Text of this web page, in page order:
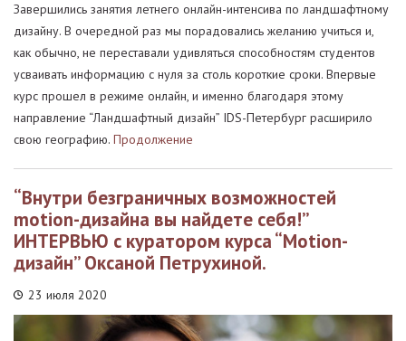
Завершились занятия летнего онлайн-интенсива по ландшафтному
дизайну. В очередной раз мы порадовались желанию учиться и,
как обычно, не переставали удивляться способностям студентов
усваивать информацию с нуля за столь короткие сроки. Впервые
курс прошел в режиме онлайн, и именно благодаря этому
направление “Ландшафтный дизайн” IDS-Петербург расширило
свою географию. Продолжение
“Внутри безграничных возможностей
motion-дизайна вы найдете себя!”
ИНТЕРВЬЮ с куратором курса “Motion-
дизайн” Оксаной Петрухиной.
23 июля 2020